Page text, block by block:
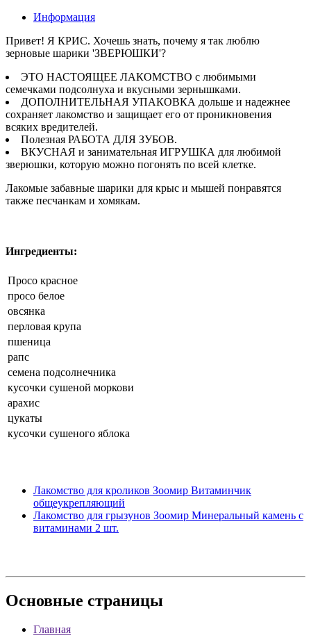
Информация
Привет! Я КРИС. Хочешь знать, почему я так люблю
зерновые шарики 'ЗВЕРЮШКИ'?
ЭТО НАСТОЯЩЕЕ ЛАКОМСТВО с любимыми
семечками подсолнуха и вкусными зернышками.
ДОПОЛНИТЕЛЬНАЯ УПАКОВКА дольше и надежнее
сохраняет лакомство и защищает его от проникновения
всяких вредителей.
Полезная РАБОТА ДЛЯ ЗУБОВ.
ВКУСНАЯ и занимательная ИГРУШКА для любимой
зверюшки, которую можно погонять по всей клетке.
Лакомые забавные шарики для крыс и мышей понравятся
также песчанкам и хомякам.
Ингредиенты:
Просо красное
просо белое
овсянка
перловая крупа
пшеница
рапс
семена подсолнечника
кусочки сушеной моркови
арахис
цукаты
кусочки сушеного яблока
Лакомство для кроликов Зоомир Витаминчик
общеукрепляющий
Лакомство для грызунов Зоомир Минеральный камень с
витаминами 2 шт.
Основные страницы
Главная